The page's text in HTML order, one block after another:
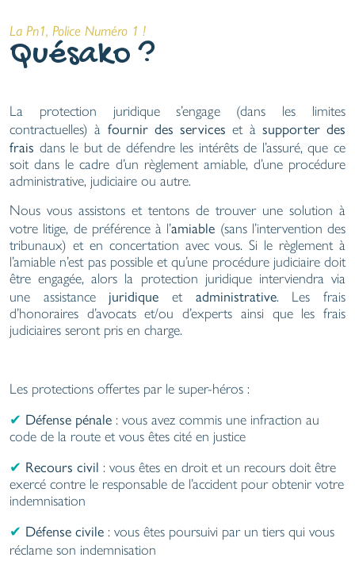
La Pn1, Police Numéro 1 !
Quésako ?
La protection juridique s’engage (dans les limites
contractuelles) à fournir des services et à supporter des
frais dans le but de défendre les intérêts de l’assuré, que ce
soit dans le cadre d’un règlement amiable, d’une procédure
administrative, judiciaire ou autre.
Nous vous assistons et tentons de trouver une solution à
votre litige, de préférence à l’amiable (sans l’intervention des
tribunaux) et en concertation avec vous. Si le règlement à
l’amiable n’est pas possible et qu’une procédure judiciaire doit
être engagée, alors la protection juridique interviendra via
une assistance juridiqueet administrative. Les frais
d’honoraires d’avocats et/ou d’experts ainsi que les frais
judiciaires seront pris en charge.
Les protections offertes par le super-héros :
✔ Défense pénale : vous avez commis une infraction au
code de la route et vous êtes cité en justice
✔ Recours civil : vous êtes en droit et un recours doit être
exercé contre le responsable de l’accident pour obtenir votre
indemnisation
✔ Défense civile : vous êtes poursuivi par un tiers qui vous
réclame son indemnisation